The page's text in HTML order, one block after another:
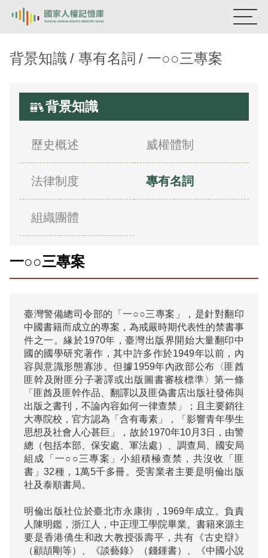
新生訓導處
蛋殼畫
關於我們
意見信箱
背景知識 專有名詞 一○○三專案
背景知識
歷史概述 威權體制
法律制度 專有名詞
組織團體
一○○三專案
臺灣警備總司令部的「一○○三專案」，是針對翻印
中國書籍而成立的專案，為戒嚴時期代表性的禁書事
件之一。緣於1970年，臺灣出版界開始大量翻印中
國的國學研究著作，其中許多作於1949年以前，內
容與意識形態寡涉。但據1959年內政部公布〈匪酋
匪幹及附匪分子著譯或出版圖書審核標準〉第一條
「匪酋及匪幹作品、翻譯以及匪偽書店出版社發佈與
出版之書刊，不論內容如何一律查禁」；且主要銷往
大專院校，官方認為「含有毒素」，「影響青年學生
思想及社會人心甚巨」，故於1970年10月3日，由警
總（包括本部、保安處、軍法處）、調查局、國安局
組成「一○○三專案」小組積極查禁，共沒收「匪
書」32種，1萬5千多冊。受害業者主要是明倫出版
社及泰順書局。
明倫出版社位於臺北市永康街，1969年成立。負責
人陳明鑑，浙江人，中正理工學院畢業。書籍來源主
要是香港僑生和政大教授張壽平，共有《古史辯》
（顧頡剛等）、《談藝錄》（錢鍾書）、《中國小說